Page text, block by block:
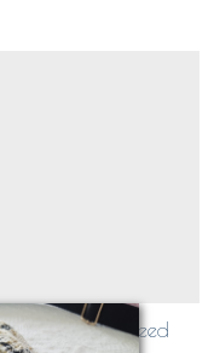
banane en tweed